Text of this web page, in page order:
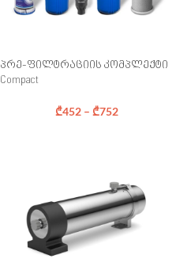
პრე-ფილტრაციის კომპლექტი
Compact
₾452 – ₾752